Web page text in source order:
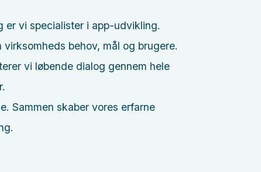
er vi specialister i app-udvikling.
behov, mål og brugere.
vi løbende dialog gennem hele
Sammen skaber vores erfarne